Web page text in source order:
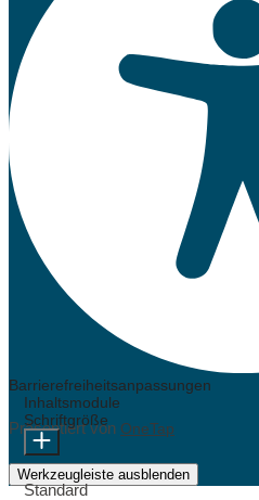
Barrierefreiheitsanpassungen
Präsentiert von OneTap
Werkzeugleiste ausblenden
Inhaltsmodule
Schriftgröße
Standard